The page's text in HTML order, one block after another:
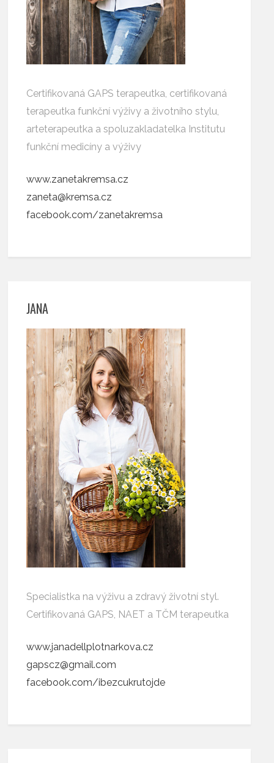
Certifikovaná GAPS terapeutka, certifikovaná
terapeutka funkční výživy a životního stylu,
arteterapeutka a spoluzakladatelka Institutu
funkční medicíny a výživy
www.zanetakremsa.cz
zaneta@kremsa.cz
facebook.com/zanetakremsa
JANA
Specialistka na výživu a zdravý životní styl.
Certifikovaná GAPS, NAET a TČM terapeutka
www.janadellplotnarkova.cz
gapscz@gmail.com
facebook.com/ibezcukrutojde